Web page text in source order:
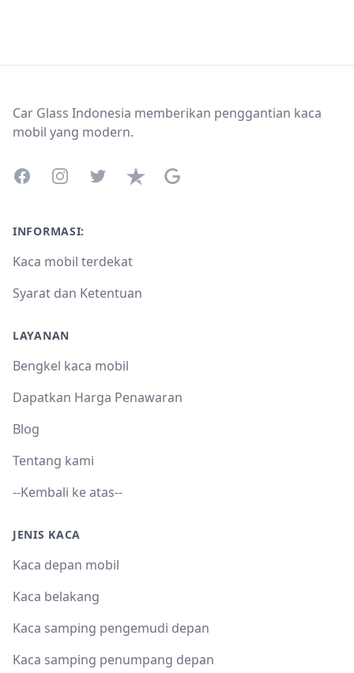
Car Glass Indonesia memberikan penggantian kaca
mobil yang modern.
FacebookInstagramTwitterTrustpilotGoogle Business Profile
INFORMASI:
Kaca mobil terdekat
Syarat dan Ketentuan
LAYANAN
Bengkel kaca mobil
Dapatkan Harga Penawaran
Blog
Tentang kami
--Kembali ke atas--
JENIS KACA
Kaca depan mobil
Kaca belakang
Kaca samping pengemudi depan
Kaca samping penumpang depan